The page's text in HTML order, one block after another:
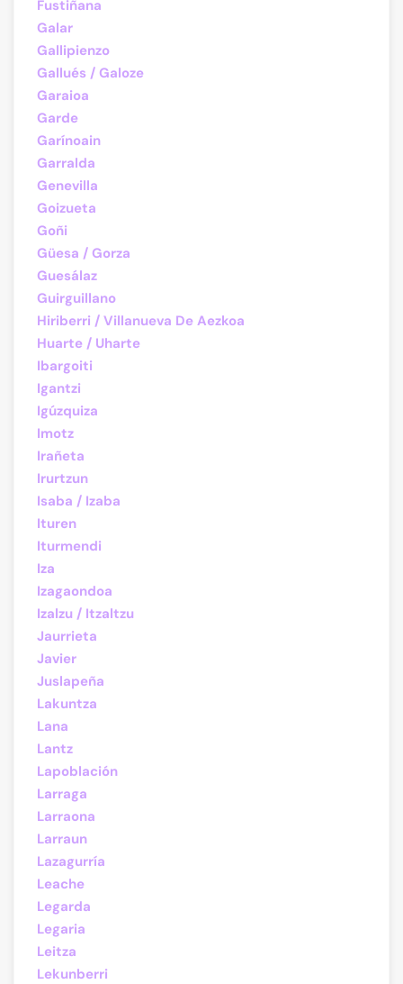
Fustiñana
Galar
Gallipienzo
Gallués / Galoze
Garaioa
Garde
Garínoain
Garralda
Genevilla
Goizueta
Goñi
Güesa / Gorza
Guesálaz
Guirguillano
Hiriberri / Villanueva De Aezkoa
Huarte / Uharte
Ibargoiti
Igantzi
Igúzquiza
Imotz
Irañeta
Irurtzun
Isaba / Izaba
Ituren
Iturmendi
Iza
Izagaondoa
Izalzu / Itzaltzu
Jaurrieta
Javier
Juslapeña
Lakuntza
Lana
Lantz
Lapoblación
Larraga
Larraona
Larraun
Lazagurría
Leache
Legarda
Legaria
Leitza
Lekunberri